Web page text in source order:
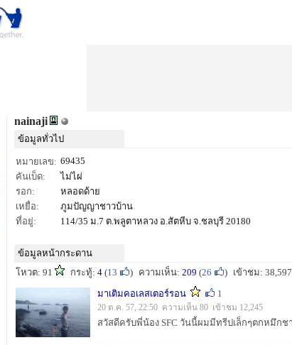
nainaji
ข้อมูลทั่วไป
หมายเลข: 69435
คันเบ็ด:
ไม่ไผ่
รอก:
หลอดด้าย
เหยื่อ:
ภูมปัญญาชาวบ้าน
ที่อยู่:
114/35 ม.7 ต.พลูตาหลวง อ.สัตหีบ จ.ชลบุรี 20180
ข้อมูลหน้ากระดาน
โหวต: 91
กระทู้: 4 (13 ) ความเห็น: 209 (26 ) เข้าชม: 38,597
มาเติมคอเลสเตอร์รอน
1
20 ต.ค. 57, 22:50 ความเห็น 80 เข้าชม 12,245